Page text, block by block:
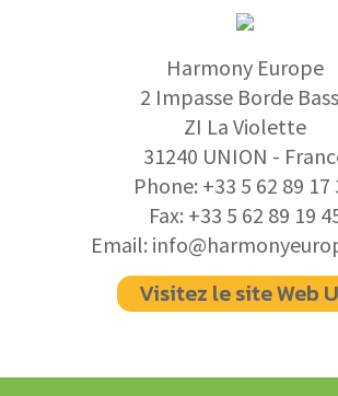
Harmony Europe
2 Impasse Borde
ZI La Violette
31240 UNION -
Phone: +33 5 62 89 17
Fax: +33 5 62 89 19
Email:
Visitez le site Web